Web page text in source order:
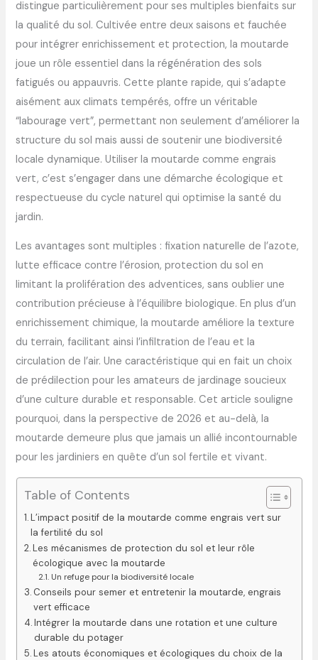
distingue particulièrement pour ses multiples bienfaits sur
la qualité du sol. Cultivée entre deux saisons et fauchée
pour intégrer enrichissement et protection, la moutarde
joue un rôle essentiel dans la régénération des sols
fatigués ou appauvris. Cette plante rapide, qui s’adapte
aisément aux climats tempérés, offre un véritable
“labourage vert”, permettant non seulement d’améliorer la
structure du sol mais aussi de soutenir une biodiversité
locale dynamique. Utiliser la moutarde comme engrais
vert, c’est s’engager dans une démarche écologique et
respectueuse du cycle naturel qui optimise la santé du
jardin.
Les avantages sont multiples : fixation naturelle de l’azote,
lutte efficace contre l’érosion, protection du sol en
limitant la prolifération des adventices, sans oublier une
contribution précieuse à l’équilibre biologique. En plus d’un
enrichissement chimique, la moutarde améliore la texture
du terrain, facilitant ainsi l’infiltration de l’eau et la
circulation de l’air. Une caractéristique qui en fait un choix
de prédilection pour les amateurs de jardinage soucieux
d’une culture durable et responsable. Cet article souligne
pourquoi, dans la perspective de 2026 et au-delà, la
moutarde demeure plus que jamais un allié incontournable
pour les jardiniers en quête d’un sol fertile et vivant.
Table of Contents
L’impact positif de la moutarde comme engrais vert sur
la fertilité du sol
Les mécanismes de protection du sol et leur rôle
écologique avec la moutarde
Un refuge pour la biodiversité locale
Conseils pour semer et entretenir la moutarde, engrais
vert efficace
Intégrer la moutarde dans une rotation et une culture
durable du potager
Les atouts économiques et écologiques du choix de la